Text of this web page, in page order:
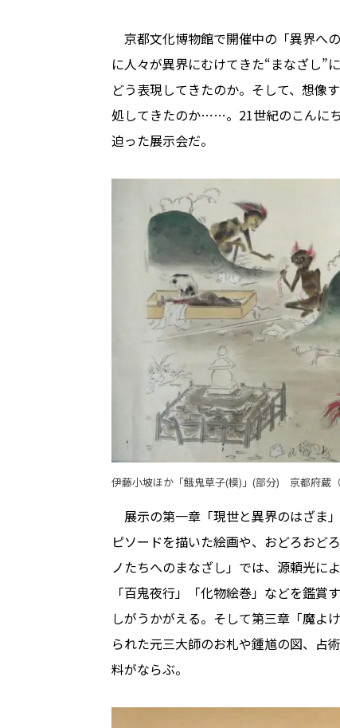
京都文化博物館で開催中の「異界へ
に人々が異界にむけてきた“まなざし”
どう表現してきたのか。そして、想像
処してきたのか……。21世紀のこんに
迫った展示会だ。
伊藤小坡ほか「餓鬼草子(模)」(部分) 京都府蔵（
展示の第一章「現世と異界のはざま
ピソードを描いた絵画や、おどろおど
ノたちへのまなざし」では、源頼光に
「百鬼夜行」「化物絵巻」などを鑑
しがうかがえる。そして第三章「魔よ
られた元三大師のお札や鍾馗の図、占
料がならぶ。